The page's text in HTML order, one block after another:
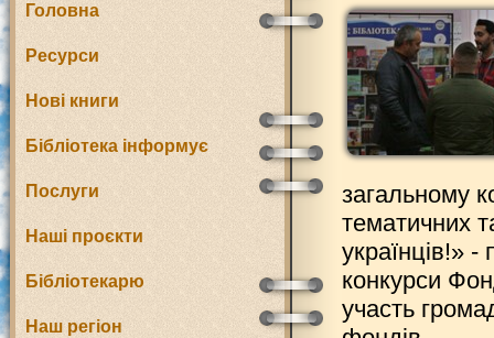
Головна
Ресурси
Нові книги
Бібліотека інформує
Послуги
Наші проєкти
Бібліотекарю
Наш регіон
загальному
тематичних
українців!»
конкурси
участь